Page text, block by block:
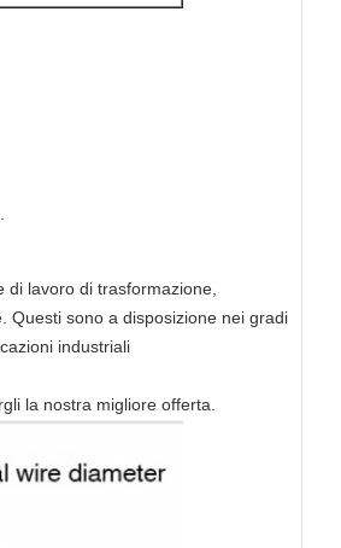
lavoro di trasformazione,
Questi sono a disposizione nei gradi
industriali
la nostra migliore offerta.